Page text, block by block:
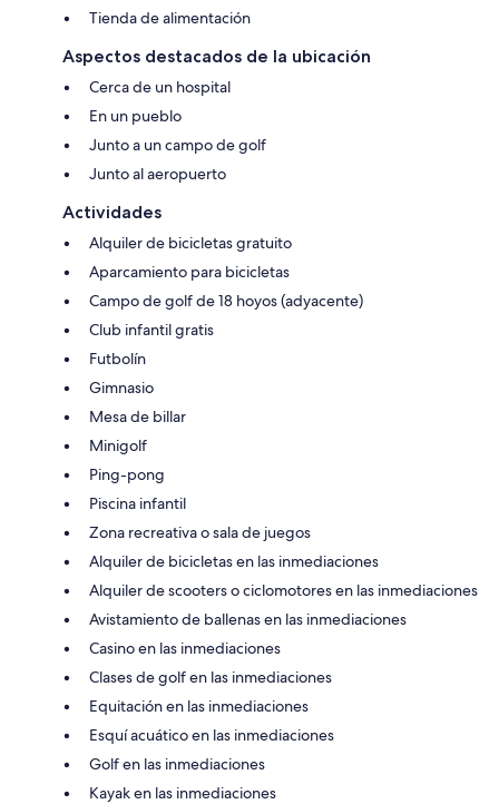
Tienda de alimentación
Aspectos destacados de la ubicación
Cerca de un hospital
En un pueblo
Junto a un campo de golf
Junto al aeropuerto
Actividades
Alquiler de bicicletas gratuito
Aparcamiento para bicicletas
Campo de golf de 18 hoyos (adyacente)
Club infantil gratis
Futbolín
Gimnasio
Mesa de billar
Minigolf
Ping-pong
Piscina infantil
Zona recreativa o sala de juegos
Alquiler de bicicletas en las inmediaciones
Alquiler de scooters o ciclomotores en las inmediaciones
Avistamiento de ballenas en las inmediaciones
Casino en las inmediaciones
Clases de golf en las inmediaciones
Equitación en las inmediaciones
Esquí acuático en las inmediaciones
Golf en las inmediaciones
Kayak en las inmediaciones